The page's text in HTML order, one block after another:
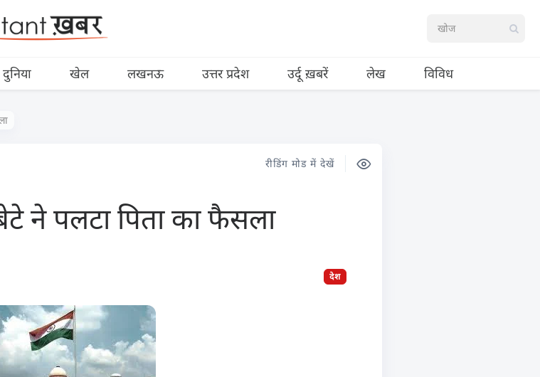
दुनिया खेल लखनऊ उत्तर प्रदेश उर्दू ख़बरें लेख विविध
रीडिंग मोड में देखें
ने पलटा पिता का फैसला
देश